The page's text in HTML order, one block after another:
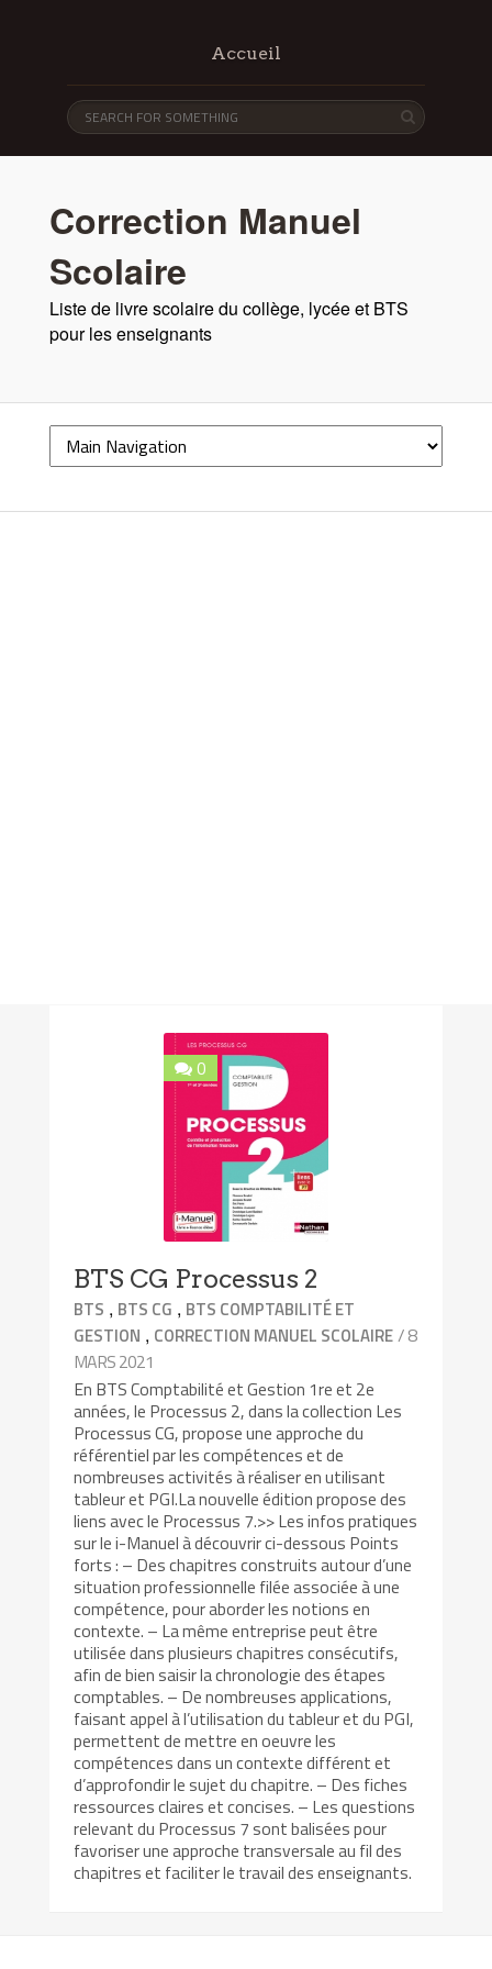
Accueil
Correction Manuel
Scolaire
Liste de livre scolaire du collège, lycée et BTS
pour les enseignants
0
BTS CG Processus 2
BTS , BTS CG , BTS COMPTABILITÉ ET
GESTION , CORRECTION MANUEL SCOLAIRE/ 8
MARS 2021
En BTS Comptabilité et Gestion 1re et 2e
années, le Processus 2, dans la collection Les
Processus CG, propose une approche du
référentiel par les compétences et de
nombreuses activités à réaliser en utilisant
tableur et PGI.La nouvelle édition propose des
liens avec le Processus 7.>> Les infos pratiques
sur le i-Manuel à découvrir ci-dessous Points
forts : – Des chapitres construits autour d’une
situation professionnelle filée associée à une
compétence, pour aborder les notions en
contexte. – La même entreprise peut être
utilisée dans plusieurs chapitres consécutifs,
afin de bien saisir la chronologie des étapes
comptables. – De nombreuses applications,
faisant appel à l’utilisation du tableur et du PGI,
permettent de mettre en oeuvre les
compétences dans un contexte différent et
d’approfondir le sujet du chapitre. – Des fiches
ressources claires et concises. – Les questions
relevant du Processus 7 sont balisées pour
favoriser une approche transversale au fil des
chapitres et faciliter le travail des enseignants.